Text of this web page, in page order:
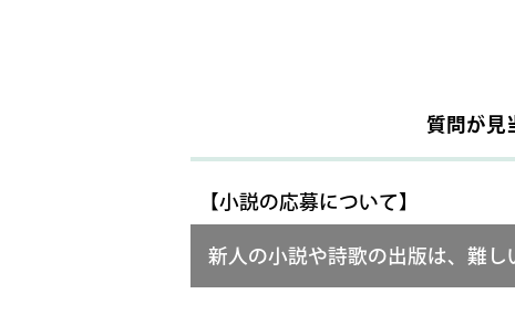
質問が見
【小説の応募について】
新人の小説や詩歌の出版は、難し